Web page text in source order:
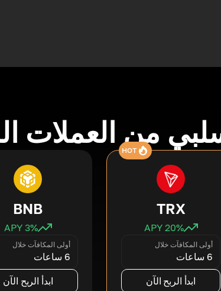
من العملات
HOT
TRX
20% APY
أولى المكافآت خلال
6 ساعات
ابدأ الربح الآن
BNB
3% APY
أولى المكافآت خلال
6 ساعات
ابدأ الربح الآن